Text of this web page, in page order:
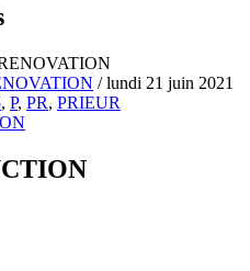
/ lundi 21 juin 2021
, P, PR, PRIEUR